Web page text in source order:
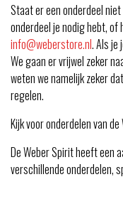
Staat er een onderdeel
onderdeel je nodig hebt, of
info@weberstore.nl. Als je
We gaan er vrijwel zeker
weten we namelijk zeker
regelen.
Kijk voor onderdelen van
De Weber Spirit heeft een
verschillende onderdelen,